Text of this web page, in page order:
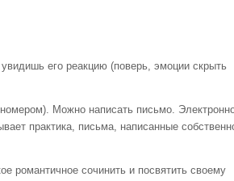
его реакцию (поверь, эмоции скрыть
Можно написать письмо.
практика, письма, написанные
сочинить и посвятить своему